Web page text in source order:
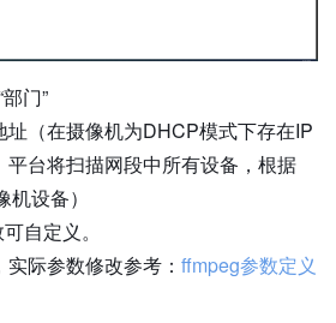
门”
址（在摄像机为DHCP模式下存在IP
台将扫描网段中所有设备，根据
设备）
自定义。
际参数修改参考： ffmpeg参数定义